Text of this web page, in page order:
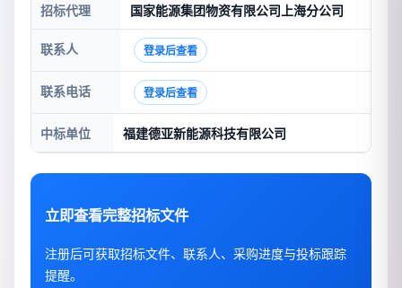
招标代理 国家能源集团物资有限公司上海分公司
联系人 登录后查看
联系电话 登录后查看
中标单位 福建德亚新能源科技有限公司
立即查看完整招标文件
注册后可获取招标文件、联系人、采购进度与投标跟踪
提醒。